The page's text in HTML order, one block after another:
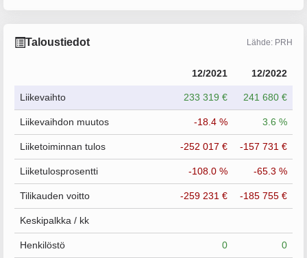
Taloustiedot Lähde: PRH
12/2021 12/2022
Liikevaihto 233 319 € 241 680 €
Liikevaihdon muutos -18.4 % 3.6 %
Liiketoiminnan tulos -252 017 € -157 731 €
Liiketulosprosentti -108.0 % -65.3 %
Tilikauden voitto -259 231 € -185 755 €
Keskipalkka / kk
Henkilöstö 0 0